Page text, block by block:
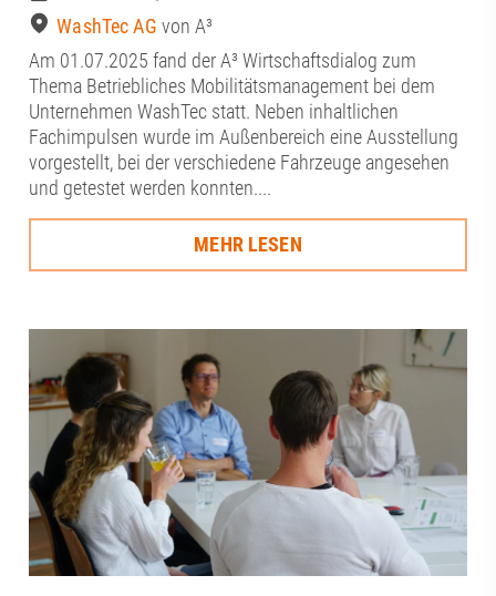
WashTec AG von A³
Am 01.07.2025 fand der A³ Wirtschaftsdialog zum
Thema Betriebliches Mobilitätsmanagement bei dem
Unternehmen WashTec statt. Neben inhaltlichen
Fachimpulsen wurde im Außenbereich eine Ausstellung
vorgestellt, bei der verschiedene Fahrzeuge angesehen
und getestet werden konnten....
MEHR LESEN